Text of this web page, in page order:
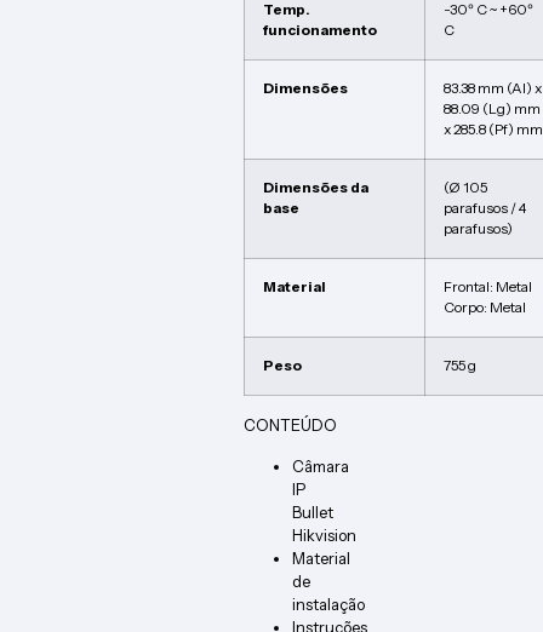
Temp.
funcionamento
-30º C ~ +60º
C
Dimensões
83.38 mm (Al) x
88.09 (Lg) mm
x 285.8 (Pf) mm
Dimensões da
base
(Ø 105
parafusos / 4
parafusos)
Material
Frontal: Metal
Corpo: Metal
Peso 755 g
CONTEÚDO
Câmara
IP
Bullet
Hikvision
Material
de
instalação
Instruções